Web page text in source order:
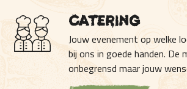
Catering
Jouw evenement op welke
bij ons in goede handen. De
onbegrensd maar jouw